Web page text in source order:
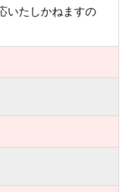
いたしかねますの